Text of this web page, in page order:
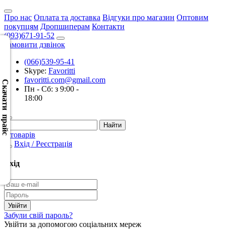
Про нас Оплата та доставка Відгуки про магазин Оптовим
покупцям Дропшиперам Контакти
(093)671-91-52
Замовити дзвінок
(066)539-95-41
Skype: Favoritti
favoritti.com@gmail.com
Пн - Сб: з 9:00 -
18:00
0 товарів
Вхід / Реєстрація
Вхід
Забули свій пароль?
Увійти за допомогою соціальних мереж
Скачати прайс
Скачать
XML
(Розн.)
Скачать
XML
(Опт)
CSV
Скачать
CSV
(Опт)